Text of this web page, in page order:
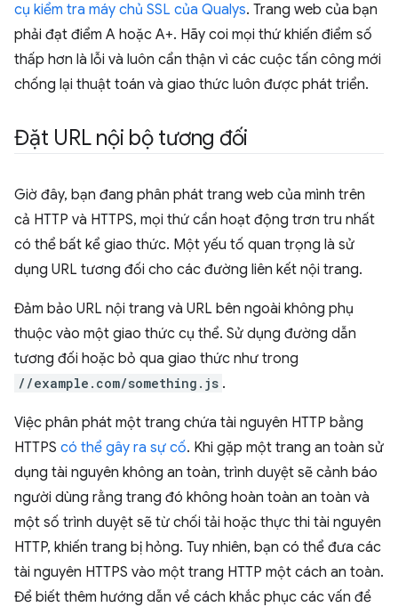
cụ kiểm tra máy chủ SSL của Qualys. Trang web của bạn
phải đạt điểm A hoặc A+. Hãy coi mọi thứ khiến điểm số
thấp hơn là lỗi và luôn cẩn thận vì các cuộc tấn công mới
chống lại thuật toán và giao thức luôn được phát triển.
Đặt URL nội bộ tương đối
Giờ đây, bạn đang phân phát trang web của mình trên
cả HTTP và HTTPS, mọi thứ cần hoạt động trơn tru nhất
có thể bất kể giao thức. Một yếu tố quan trọng là sử
dụng URL tương đối cho các đường liên kết nội trang.
Đảm bảo URL nội trang và URL bên ngoài không phụ
thuộc vào một giao thức cụ thể. Sử dụng đường dẫn
tương đối hoặc bỏ qua giao thức như trong
//example.com/something.js .
Việc phân phát một trang chứa tài nguyên HTTP bằng
HTTPS có thể gây ra sự cố. Khi gặp một trang an toàn sử
dụng tài nguyên không an toàn, trình duyệt sẽ cảnh báo
người dùng rằng trang đó không hoàn toàn an toàn và
một số trình duyệt sẽ từ chối tải hoặc thực thi tài nguyên
HTTP, khiến trang bị hỏng. Tuy nhiên, bạn có thể đưa các
tài nguyên HTTPS vào một trang HTTP một cách an toàn.
Để biết thêm hướng dẫn về cách khắc phục các vấn đề